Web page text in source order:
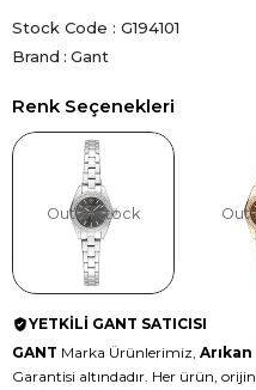
Stock Code
G194101
Brand : Gant
Renk Seçenekleri
Out of stock Out
YETKİLİ GANT SATICISI
GANT Marka Ürünlerimiz, Arıkan
Garantisi altındadır. Her ürün,